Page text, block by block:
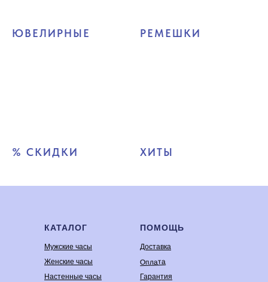
ЮВЕЛИРНЫЕ РЕМЕШКИ
% СКИДКИ ХИТЫ
КАТАЛОГ
Мужские часы
Женские часы
Настенные часы
ПОМОЩЬ
Доставка
Оплата
Гарантия